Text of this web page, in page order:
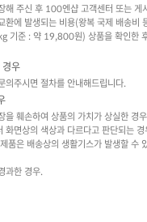
해 주신 후 100엔샵 고객센터 또는 게
환에 발생되는 비용(왕복 국제 배송비
기준 : 약 19,800원) 상품을 확인한
우
의주시면 절차를 안내해드립니다.
을 훼손하여 상품의 가치가 상실한 경
화면상의 색상과 다르다고 판단되는 경
품은 배송상의 생활기스가 발생할 수
과한 경우.